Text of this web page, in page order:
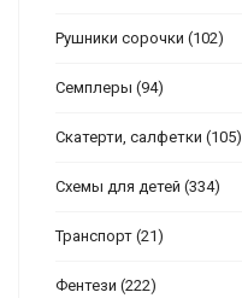
Рушники сорочки (102)
Семплеры (94)
Скатерти, салфетки (105)
Схемы для детей (334)
Транспорт (21)
Фентези (222)